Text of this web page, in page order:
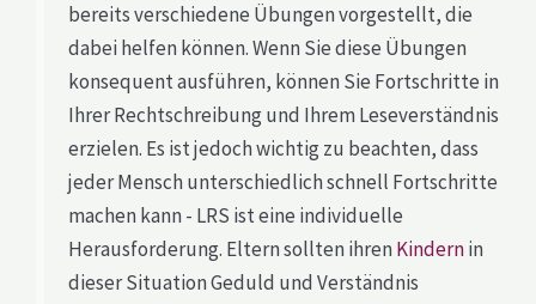
bereits verschiedene Übungen vorgestellt, die
dabei helfen können. Wenn Sie diese Übungen
konsequent ausführen, können Sie Fortschritte in
Ihrer Rechtschreibung und Ihrem Leseverständnis
erzielen. Es ist jedoch wichtig zu beachten, dass
jeder Mensch unterschiedlich schnell Fortschritte
machen kann - LRS ist eine individuelle
Herausforderung. Eltern sollten ihren Kindernin
dieser Situation Geduld und Verständnis